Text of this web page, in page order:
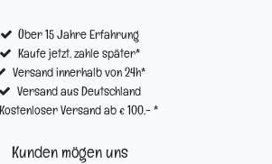
Über 15 Jahre Erfahrung
Kaufe jetzt, zahle später*
Versand innerhalb von 24h*
Versand aus Deutschland
Kostenloser Versand ab € 100,- *
Kunden mögen uns